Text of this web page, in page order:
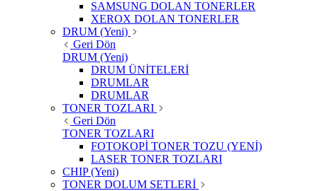
SAMSUNG DOLAN TONERLER
XEROX DOLAN TONERLER
DRUM (Yeni)
Geri Dön
DRUM (Yeni)
DRUM ÜNİTELERİ
DRUMLAR
DRUMLAR
TONER TOZLARI
Geri Dön
TONER TOZLARI
FOTOKOPİ TONER TOZU (YENİ)
LASER TONER TOZLARI
CHIP (Yeni)
TONER DOLUM SETLERİ